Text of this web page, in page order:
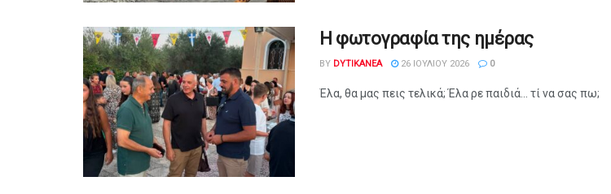
Η φωτογραφία της ημέρας
BY DYTIKANEA 26 ΙΟΥΛΊΟΥ 2026 0
Έλα, θα μας πεις τελικά; Έλα ρε παιδιά... τί να σας πω;